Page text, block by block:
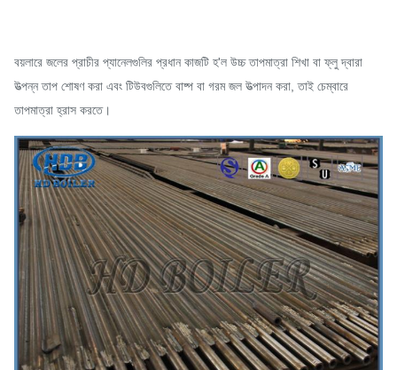
বয়লারে জলের প্রাচীর প্যানেলগুলির প্রধান কাজটি হ'ল উচ্চ তাপমাত্রা শিখা বা ফ্লু দ্বারা
উত্পন্ন তাপ শোষণ করা এবং টিউবগুলিতে বাষ্প বা গরম জল উত্পাদন করা, তাই চেম্বারে
তাপমাত্রা হ্রাস করতে।